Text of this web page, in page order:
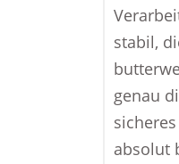
stabil,
genau
absolut